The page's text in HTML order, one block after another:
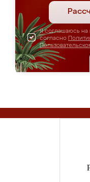
Я соглашаюсь на
согласно